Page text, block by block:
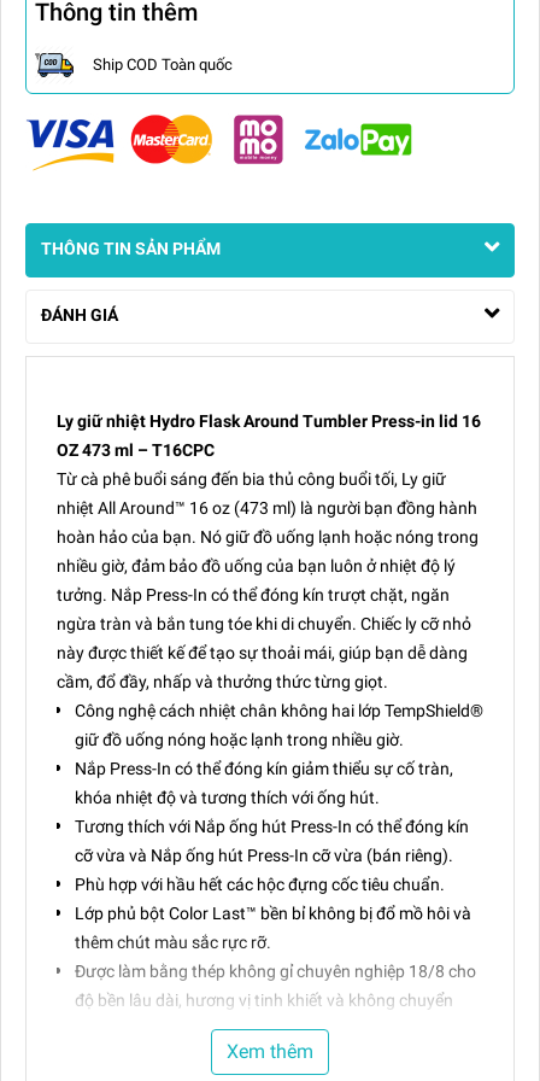
Thông tin thêm
Ship COD Toàn quốc
THÔNG TIN SẢN PHẨM
ĐÁNH GIÁ
Ly giữ nhiệt Hydro Flask Around Tumbler Press-in lid 16
OZ 473 ml – T16CPC
Từ cà phê buổi sáng đến bia thủ công buổi tối, Ly giữ
nhiệt All Around™ 16 oz (473 ml) là người bạn đồng hành
hoàn hảo của bạn. Nó giữ đồ uống lạnh hoặc nóng trong
nhiều giờ, đảm bảo đồ uống của bạn luôn ở nhiệt độ lý
tưởng. Nắp Press-In có thể đóng kín trượt chặt, ngăn
ngừa tràn và bắn tung tóe khi di chuyển. Chiếc ly cỡ nhỏ
này được thiết kế để tạo sự thoải mái, giúp bạn dễ dàng
cầm, đổ đầy, nhấp và thưởng thức từng giọt.
Công nghệ cách nhiệt chân không hai lớp TempShield®️
giữ đồ uống nóng hoặc lạnh trong nhiều giờ.
Nắp Press-In có thể đóng kín giảm thiểu sự cố tràn,
khóa nhiệt độ và tương thích với ống hút.
Tương thích với Nắp ống hút Press-In có thể đóng kín
cỡ vừa và Nắp ống hút Press-In cỡ vừa (bán riêng).
Phù hợp với hầu hết các hộc đựng cốc tiêu chuẩn.
Lớp phủ bột Color Last™ bền bỉ không bị đổ mồ hôi và
thêm chút màu sắc rực rỡ.
Được làm bằng thép không gỉ chuyên nghiệp 18/8 cho
độ bền lâu dài, hương vị tinh khiết và không chuyển
Xem thêm